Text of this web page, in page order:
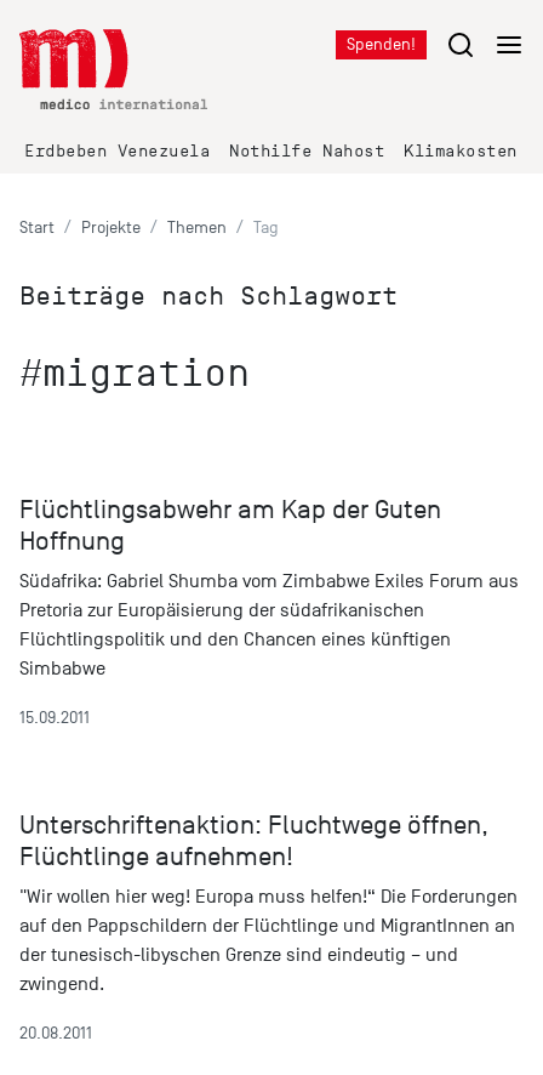
Spenden!
Erdbeben Venezuela Nothilfe Nahost Klimakosten
Start Projekte Themen Tag
Beiträge nach Schlagwort
#migration
Flüchtlingsabwehr am Kap der Guten
Hoffnung
Südafrika: Gabriel Shumba vom Zimbabwe Exiles Forum aus
Pretoria zur Europäisierung der südafrikanischen
Flüchtlingspolitik und den Chancen eines künftigen
Simbabwe
15.09.2011
Unterschriftenaktion: Fluchtwege öffnen,
Flüchtlinge aufnehmen!
"Wir wollen hier weg! Europa muss helfen!“ Die Forderungen
auf den Pappschildern der Flüchtlinge und MigrantInnen an
der tunesisch-libyschen Grenze sind eindeutig – und
zwingend.
20.08.2011